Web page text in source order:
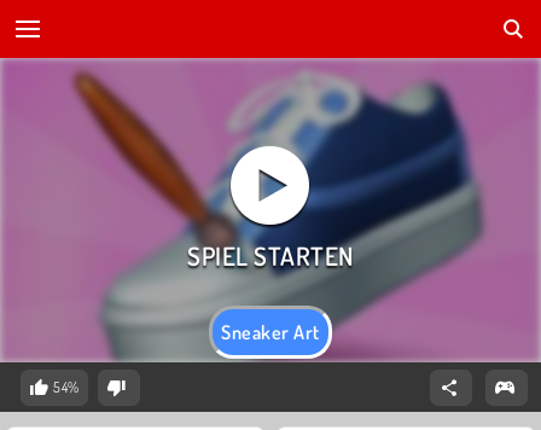
Sneaker Art
54%